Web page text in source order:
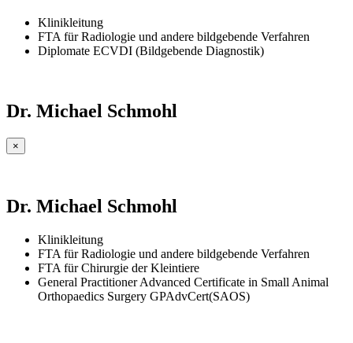
Klinikleitung
FTA für Radiologie und andere bildgebende Verfahren
Diplomate ECVDI (Bildgebende Diagnostik)
Dr. Michael Schmohl
×
Dr. Michael Schmohl
Klinikleitung
FTA für Radiologie und andere bildgebende Verfahren
FTA für Chirurgie der Kleintiere
General Practitioner Advanced Certificate in Small Animal
Orthopaedics Surgery GPAdvCert(SAOS)